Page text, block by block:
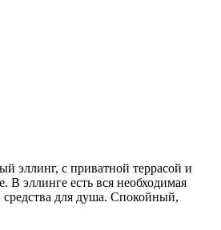
эллинг, с приватной террасой и
эллинге есть вся необходимая
средства для душа. Спокойный,